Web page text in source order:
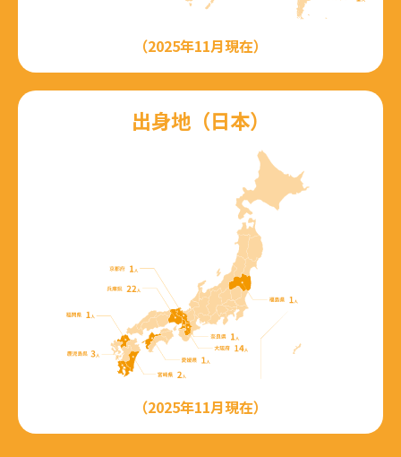
（2025年11月現在）
出身地（日本）
（2025年11月現在）